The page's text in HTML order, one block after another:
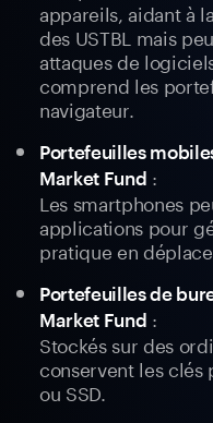
appareils, aidant à
des USTBL mais
attaques de
comprend les
navigateur.
Portefeuilles
Market Fund :
Les smartphones
applications pour
pratique en
Portefeuilles de
Market Fund :
Stockés sur des
conservent les clés
ou SSD.